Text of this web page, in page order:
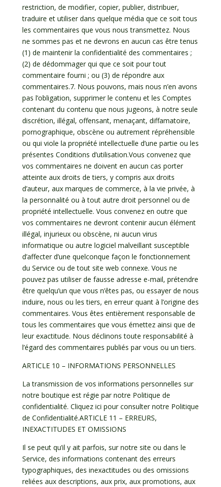
restriction, de modifier, copier, publier, distribuer,
traduire et utiliser dans quelque média que ce soit tous
les commentaires que vous nous transmettez. Nous
ne sommes pas et ne devrons en aucun cas être tenus
(1) de maintenir la confidentialité des commentaires ;
(2) de dédommager qui que ce soit pour tout
commentaire fourni ; ou (3) de répondre aux
commentaires.7. Nous pouvons, mais nous n’en avons
pas l’obligation, supprimer le contenu et les Comptes
contenant du contenu que nous jugeons, à notre seule
discrétion, illégal, offensant, menaçant, diffamatoire,
pornographique, obscène ou autrement répréhensible
ou qui viole la propriété intellectuelle d’une partie ou les
présentes Conditions d’utilisation.Vous convenez que
vos commentaires ne doivent en aucun cas porter
atteinte aux droits de tiers, y compris aux droits
d’auteur, aux marques de commerce, à la vie privée, à
la personnalité ou à tout autre droit personnel ou de
propriété intellectuelle. Vous convenez en outre que
vos commentaires ne devront contenir aucun élément
illégal, injurieux ou obscène, ni aucun virus
informatique ou autre logiciel malveillant susceptible
d’affecter d’une quelconque façon le fonctionnement
du Service ou de tout site web connexe. Vous ne
pouvez pas utiliser de fausse adresse e-mail, prétendre
être quelqu’un que vous n’êtes pas, ou essayer de nous
induire, nous ou les tiers, en erreur quant à l’origine des
commentaires. Vous êtes entièrement responsable de
tous les commentaires que vous émettez ainsi que de
leur exactitude. Nous déclinons toute responsabilité à
l’égard des commentaires publiés par vous ou un tiers.
ARTICLE 10 – INFORMATIONS PERSONNELLES
La transmission de vos informations personnelles sur
notre boutique est régie par notre Politique de
confidentialité. Cliquez ici pour consulter notre Politique
de Confidentialité.ARTICLE 11 – ERREURS,
INEXACTITUDES ET OMISSIONS
Il se peut qu’il y ait parfois, sur notre site ou dans le
Service, des informations contenant des erreurs
typographiques, des inexactitudes ou des omissions
reliées aux descriptions, aux prix, aux promotions, aux